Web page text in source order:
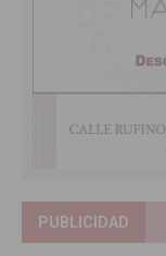
PUBLICIDAD